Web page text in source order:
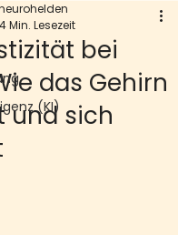
(KI)
bei
das Gehirn
und sich
4 Min. Lesezeit